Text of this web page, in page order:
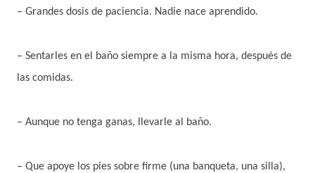
– Grandes dosis de paciencia. Nadie nace aprendido.
– Sentarles en el baño siempre a la misma hora, después de
las comidas.
– Aunque no tenga ganas, llevarle al baño.
– Que apoye los pies sobre firme (una banqueta, una silla),